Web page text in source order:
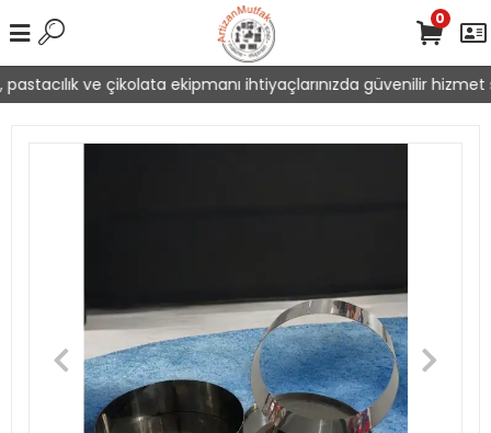
ve çikolata ekipmanı ihtiyaçlarınızda güvenilir hizmet
0